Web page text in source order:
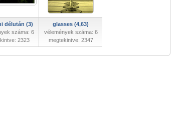
délután (3)
száma: 6
2323
glasses (4,63)
vélemények száma: 6
megtekintve: 2347